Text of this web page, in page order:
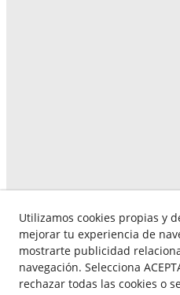
Utilizamos cookies propias y
mejorar tu experiencia de
mostrarte publicidad
navegación. Selecciona
rechazar todas las cookies o